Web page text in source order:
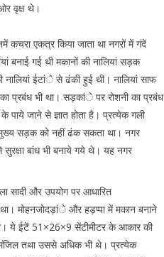
वृक्ष थे।
कचरा एकत्र किया जाता था नगरों में गंदें
बनाई गई थी मकानों की नालियां सड़क
ईटांे से ढंकी हुई थी। नालियां साफ
का प्रबंध भी था। सड़कांे पर रोशनी का प्रबंध
के पाये जाने से ज्ञात होता है। प्रत्येक गली
सड़क को नहीं ढंक सकता था। नगर
बांध भी बनाये गये थे। यह नगर
सादी और उपयोग पर आधारित
मोहनजोदड़ांे और हड़प्पा में मकान बनाने
ये ईटें 51×26×9 सेंटीमीटर के आकार की
तथा उससे अधिक भी थे। प्रत्येक